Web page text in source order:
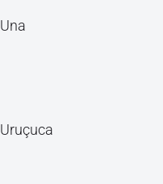
Una
Uruçuca